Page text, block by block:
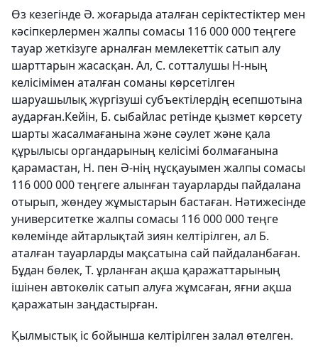
Өз кезегінде Ә. жоғарыда аталған серіктестіктер мен
кәсіпкерлермен жалпы сомасы 116 000 000 теңгеге
тауар жеткізуге арналған мемлекеттік сатып алу
шарттарын жасасқан. Ал, С. сотталушы Н-ның
келісімімен аталған соманы көрсетілген
шаруашылық жүргізуші субъектілердің есепшотына
аударған.Кейін, Б. сыбайлас ретінде қызмет көрсету
шарты жасалмағанына және сәулет және қала
құрылысы органдарының келісімі болмағанына
қарамастан, Н. пен Ә-нің нұсқауымен жалпы сомасы
116 000 000 теңгеге алынған тауарларды пайдалана
отырып, жөндеу жұмыстарын бастаған. Нәтижесінде
университетке жалпы сомасы 116 000 000 теңге
көлемінде айтарлықтай зиян келтірілген, ал Б.
аталған тауарларды мақсатына сай пайдаланбаған.
Бұдан бөлек, Т. ұрланған ақша қаражаттарының
ішінен автокөлік сатып алуға жұмсаған, яғни ақша
қаражатын заңдастырған.
Қылмыстық іс бойынша келтірілген залал өтелген.